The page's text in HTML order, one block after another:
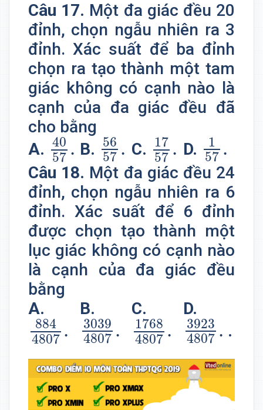
Câu 17. Một đa giác đều 20
đỉnh, chọn ngẫu nhiên ra 3
đỉnh. Xác suất để ba đỉnh
chọn ra tạo thành một tam
giác không có cạnh nào là
cạnh của đa giác đều đã
cho bằng
A. 40
57 .
4057.
B. 56
57 .
56 57
C.
17
57 .
17 57
D.
1
57 .
157
Câu 18. Một đa giác đều 24
đỉnh, chọn ngẫu nhiên ra 6
đỉnh. Xác suất để 6 đỉnh
được chọn tạo thành một
lục giác không có cạnh nào
là cạnh của đa giác đều
bằng
A.
884
4807 .
884 4807.
B.
3039
4807 .
3039 4807
C.
1768
4807 .
1768 4807
D.
3923
4807 .
3923
.